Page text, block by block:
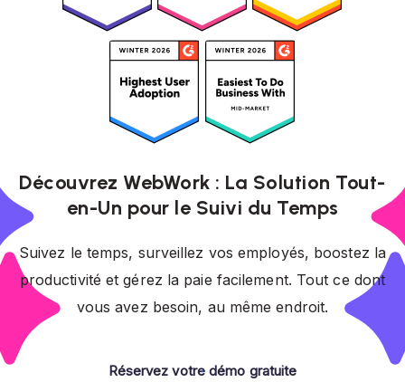
Découvrez WebWork : La Solution Tout-
en-Un pour le Suivi du Temps
Suivez le temps, surveillez vos employés, boostez la
productivité et gérez la paie facilement. Tout ce dont
vous avez besoin, au même endroit.
Réservez votre démo gratuite